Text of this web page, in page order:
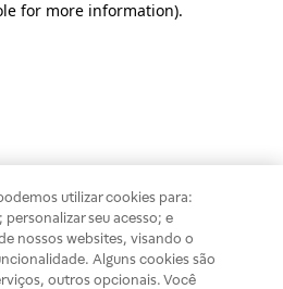
for more information).
utilizar cookies para:
seu acesso; e
nossos websites, visando o
Alguns cookies são
outros opcionais. Você